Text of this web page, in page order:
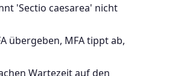
'Sectio caesarea' nicht
übergeben, MFA tippt ab,
Wartezeit auf den